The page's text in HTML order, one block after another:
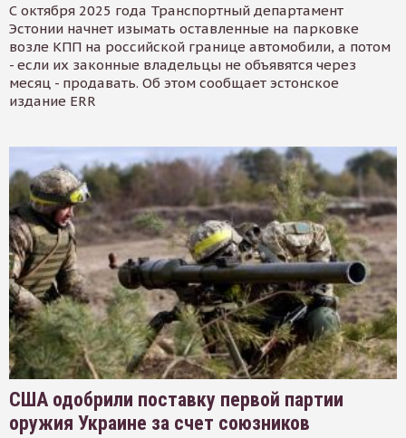
С октября 2025 года Транспортный департамент
Эстонии начнет изымать оставленные на парковке
возле КПП на российской границе автомобили, а потом
- если их законные владельцы не объявятся через
месяц - продавать. Об этом сообщает эстонское
издание ERR
США одобрили поставку первой партии
оружия Украине за счет союзников